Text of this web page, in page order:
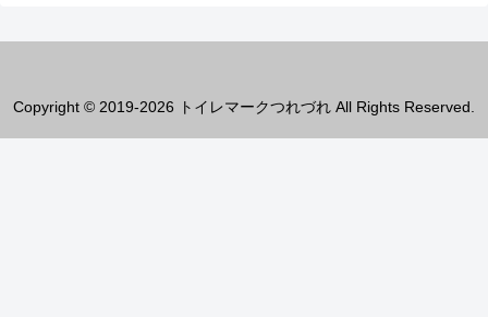
Copyright © 2019-2026 トイレマークつれづれ All Rights Reserved.